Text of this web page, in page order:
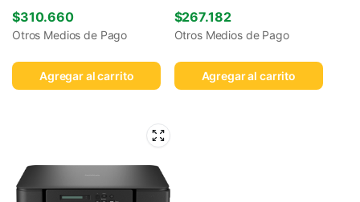
$310.660
Otros Medios de Pago
Agregar al carrito
$267.182
Otros Medios de Pago
Agregar al carrito